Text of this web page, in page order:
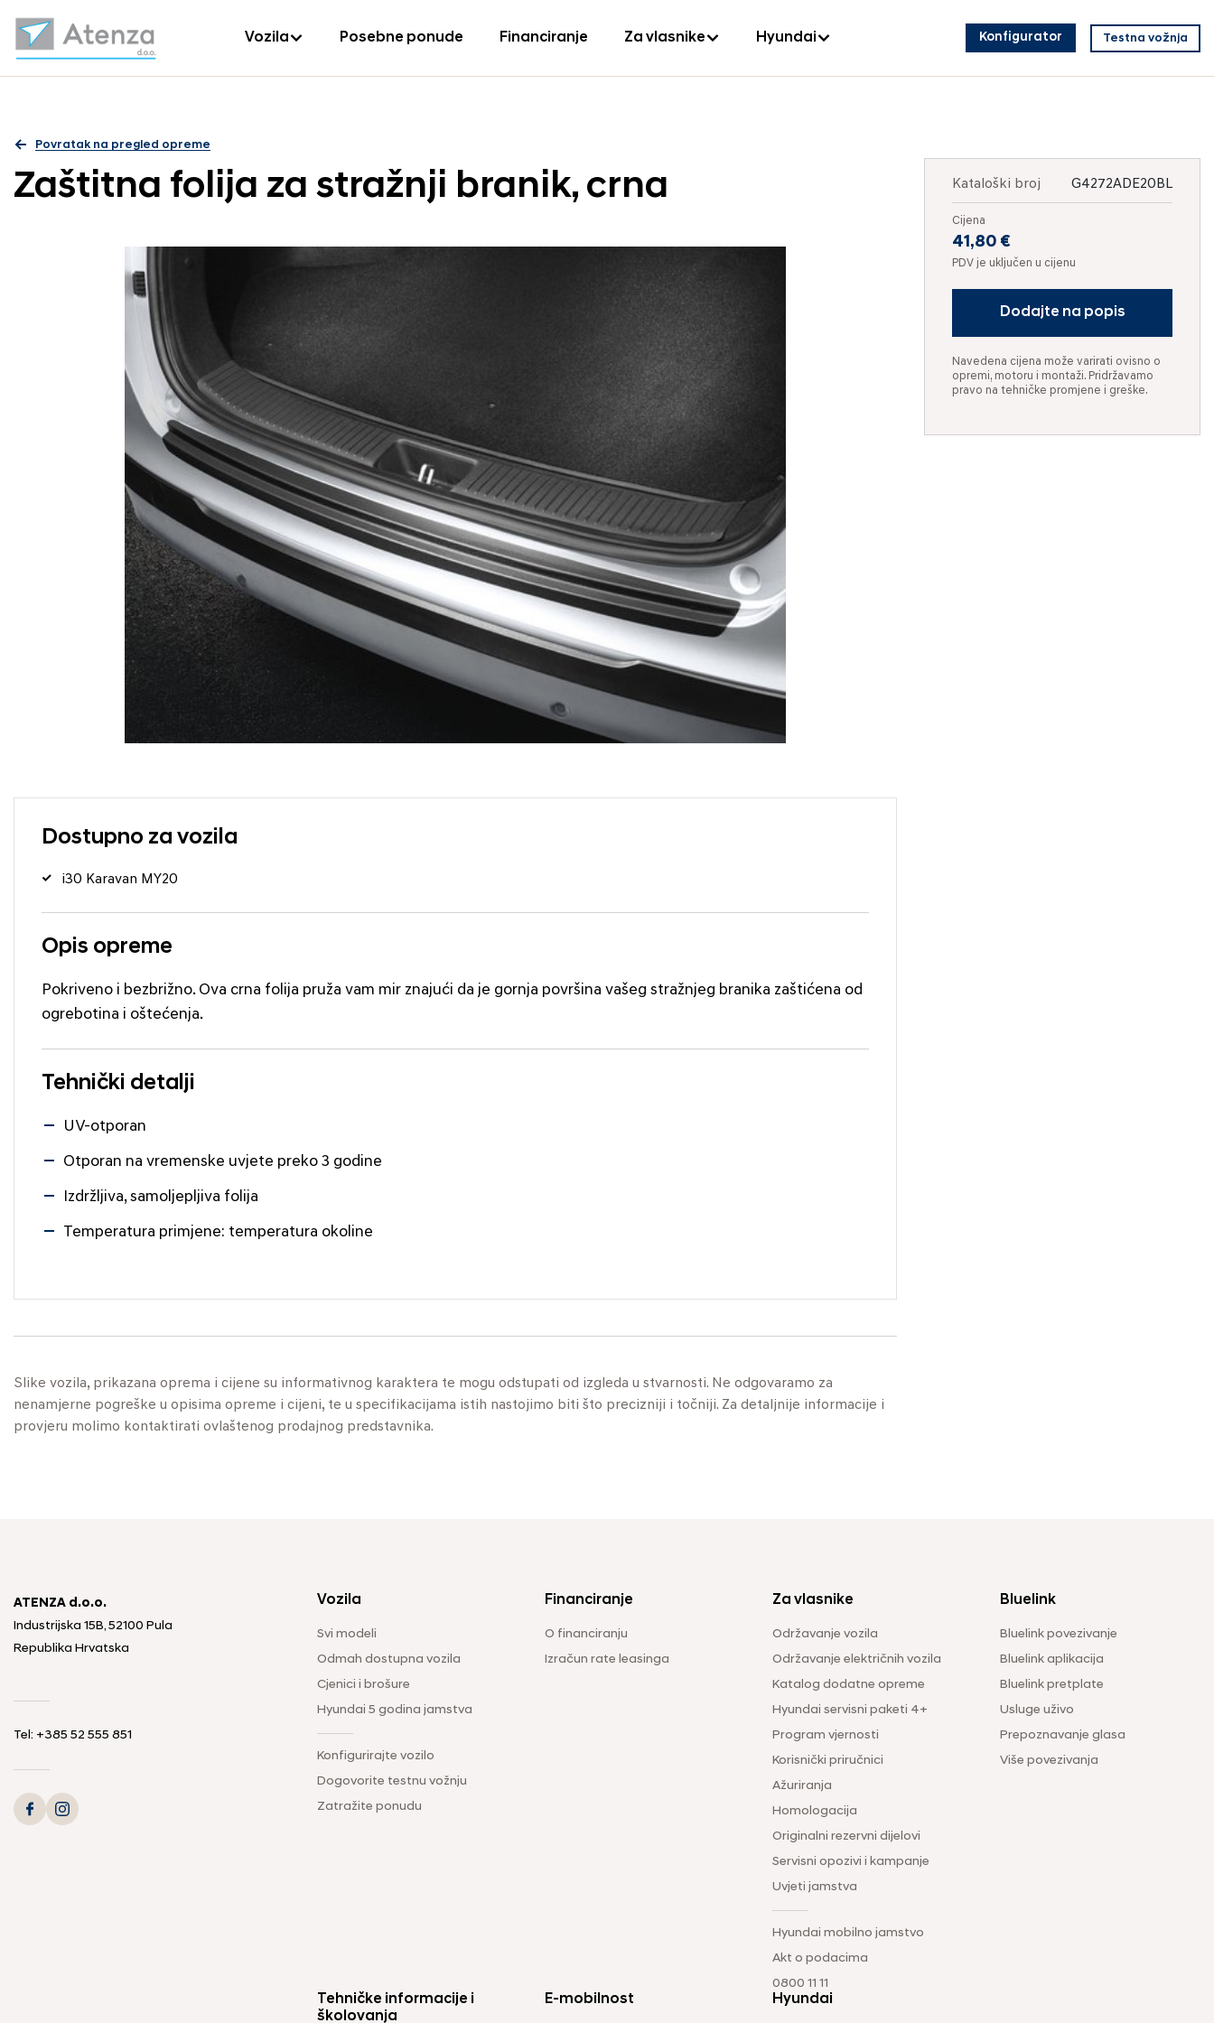
Vozila Posebne ponude Financiranje Za vlasnike Hyundai Konfigurator Testna vožnja
Povratak na pregled opreme
Zaštitna folija za stražnji branik, crna
Dostupno za vozila
i30 Karavan MY20
Opis opreme
Pokriveno i bezbrižno. Ova crna folija pruža vam mir znajući da je gornja površina vašeg stražnjeg branika zaštićena od
ogrebotina i oštećenja.
Tehnički detalji
UV-otporan
Otporan na vremenske uvjete preko 3 godine
Izdržljiva, samoljepljiva folija
Temperatura primjene: temperatura okoline
Slike vozila, prikazana oprema i cijene su informativnog karaktera te mogu odstupati od izgleda u stvarnosti. Ne odgovaramo za
nenamjerne pogreške u opisima opreme i cijeni, te u specifikacijama istih nastojimo biti što precizniji i točniji. Za detaljnije informacije i
provjeru molimo kontaktirati ovlaštenog prodajnog predstavnika.
Kataloški broj G4272ADE20BL
Cijena
41,80 €
PDV je uključen u cijenu
Dodajte na popis
Navedena cijena može varirati ovisno o
opremi, motoru i montaži. Pridržavamo
pravo na tehničke promjene i greške.
ATENZA d.o.o.
Industrijska 15B, 52100 Pula
Republika Hrvatska
Tel: +385 52 555 851
Vozila
Svi modeli
Odmah dostupna vozila
Cjenici i brošure
Hyundai 5 godina jamstva
Konfigurirajte vozilo
Dogovorite testnu vožnju
Zatražite ponudu
Financiranje
O financiranju
Izračun rate leasinga
Za vlasnike
Održavanje vozila
Održavanje električnih vozila
Katalog dodatne opreme
Hyundai servisni paketi 4+
Program vjernosti
Korisnički priručnici
Ažuriranja
Homologacija
Originalni rezervni dijelovi
Servisni opozivi i kampanje
Uvjeti jamstva
Hyundai mobilno jamstvo
Akt o podacima
0800 11 11
Bluelink
Bluelink povezivanje
Bluelink aplikacija
Bluelink pretplate
Usluge uživo
Prepoznavanje glasa
Više povezivanja
Tehničke informacije i
školovanja
E-mobilnost Hyundai